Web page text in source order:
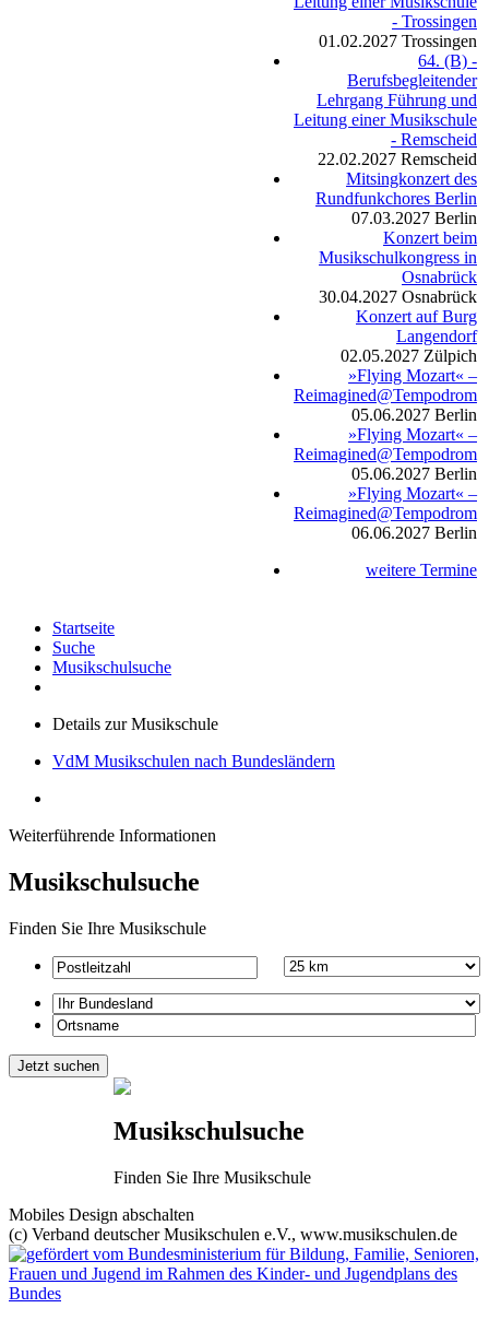
- Trossingen
01.02.2027 Trossingen
64. (B) -
Berufsbegleitender
Lehrgang Führung und
Leitung einer Musikschule
- Remscheid
22.02.2027 Remscheid
Mitsingkonzert des
Rundfunkchores Berlin
07.03.2027 Berlin
Konzert beim
Musikschulkongress in
Osnabrück
30.04.2027 Osnabrück
Konzert auf Burg
Langendorf
02.05.2027 Zülpich
»Flying Mozart« –
Reimagined@Tempodrom
05.06.2027 Berlin
»Flying Mozart« –
Reimagined@Tempodrom
05.06.2027 Berlin
»Flying Mozart« –
Reimagined@Tempodrom
06.06.2027 Berlin
weitere Termine
Startseite
Suche
Musikschulsuche
Details zur Musikschule
VdM Musikschulen nach Bundesländern
Weiterführende Informationen
Musikschulsuche
Finden Sie Ihre Musikschule
Musikschulsuche
Finden Sie Ihre Musikschule
Mobiles Design abschalten
(c) Verband deutscher Musikschulen e.V., www.musikschulen.de